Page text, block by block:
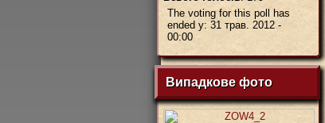
The voting for this poll has
ended у: 31 трав. 2012 -
00:00
Випадкове фото